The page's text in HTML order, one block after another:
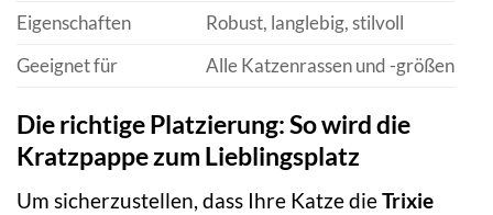
Eigenschaften
Robust, langlebig, stilvoll
Geeignet für
Alle Katzenrassen und -größen
Die richtige Platzierung: So wird die
Kratzpappe zum Lieblingsplatz
Um sicherzustellen, dass Ihre Katze dieTrixie